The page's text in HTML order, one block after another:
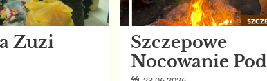
Zuzi
Szczepowe
Nocowanie Pod